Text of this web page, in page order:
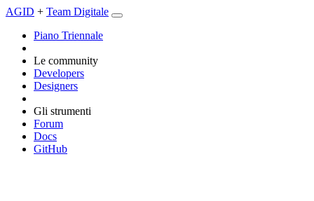
AGID + Team Digitale
Piano Triennale
Le community
Developers
Designers
Gli strumenti
Forum
Docs
GitHub